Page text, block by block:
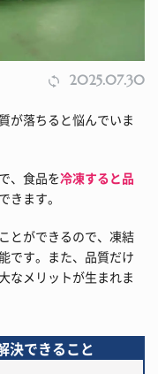
2025.07.30
が落ちると悩んでいま
、食品を冷凍すると品
きます。
とができるので、凍結
です。また、品質だけ
なメリットが生まれま
決できること